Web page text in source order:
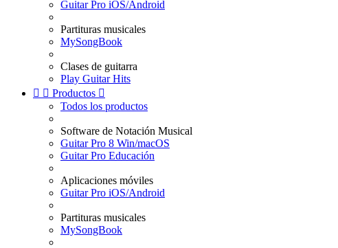
Guitar Pro iOS/Android
Partituras musicales
MySongBook
Clases de guitarra
Play Guitar Hits
  Productos 
Todos los productos
Software de Notación Musical
Guitar Pro 8 Win/macOS
Guitar Pro Educación
Aplicaciones móviles
Guitar Pro iOS/Android
Partituras musicales
MySongBook